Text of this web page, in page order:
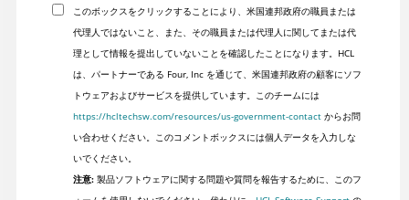
このボックスをクリックすることにより、米国連邦政府の職員または
代理人ではないこと、また、その職員または代理人に関してまたは代
理として情報を提出していないことを確認したことになります。HCL
は、パートナーである Four, Inc を通じて、米国連邦政府の顧客にソフ
トウェアおよびサービスを提供しています。このチームには
https://hcltechsw.com/resources/us-government-contactからお問
い合わせください。このコメントボックスには個人データを入力しな
いでください。
注意:製品ソフトウェアに関する問題や質問を報告するために、このフ